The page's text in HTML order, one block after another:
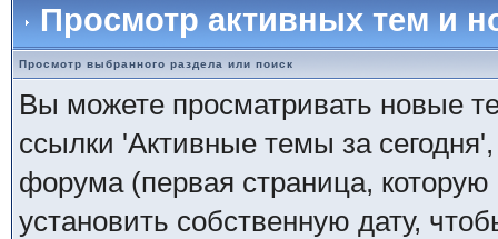
Просмотр активных тем и
Просмотр выбранного раздела или поиск
Вы можете просматривать новые
ссылки 'Активные темы за
форума (первая страница,
установить собственную дату,